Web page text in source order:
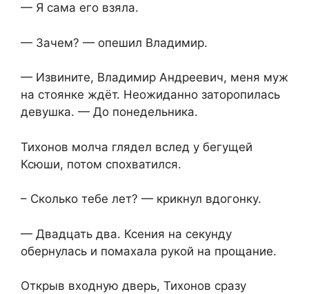
— Я сама его взяла.
— Зачем? — опешил Владимир.
— Извините, Владимир Андреевич, меня муж
на стоянке ждёт. Неожиданно заторопилась
девушка. — До понедельника.
Тихонов молча глядел вслед у бегущей
Ксюши, потом спохватился.
– Сколько тебе лет? — крикнул вдогонку.
— Двадцать два. Ксения на секунду
обернулась и помахала рукой на прощание.
Открыв входную дверь, Тихонов сразу